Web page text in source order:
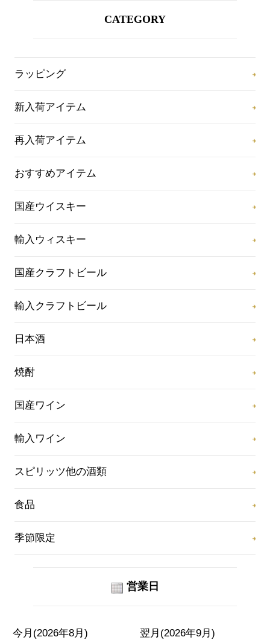
CATEGORY
ラッピング
新入荷アイテム
再入荷アイテム
おすすめアイテム
国産ウイスキー
輸入ウィスキー
国産クラフトビール
輸入クラフトビール
日本酒
焼酎
国産ワイン
輸入ワイン
スピリッツ他の酒類
食品
季節限定
営業日
今月(2026年8月)
翌月(2026年9月)